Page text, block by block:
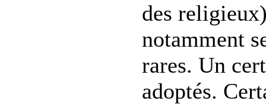
des
notamment
rares. Un
adoptés.